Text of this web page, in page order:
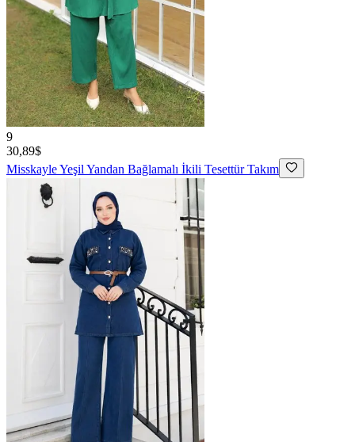
9
30,89$
MisskayleYeşil Yandan Bağlamalı İkili Tesettür Takım